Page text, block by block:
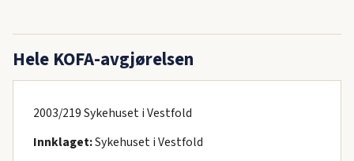
Hele KOFA-avgjørelsen
2003/219 Sykehuset i Vestfold
Innklaget:Sykehuset i Vestfold